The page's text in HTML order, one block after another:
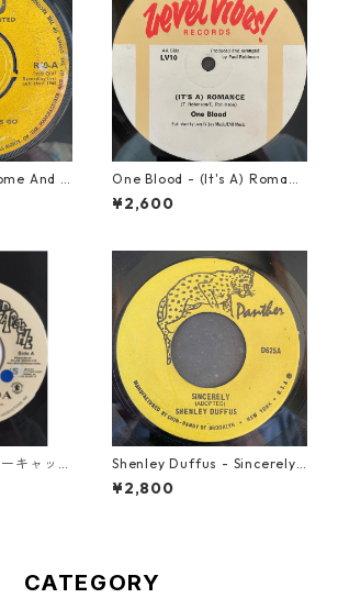
And L
One Blood - (It's A) Romanc
e【12-50054】
¥2,600
キャッ
】
Shenley Duffus - Sincerely
【7-22021】
¥2,800
CATEGORY